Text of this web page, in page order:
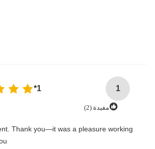
1
1*
مفيدة (2)
Thank you—it was a pleasure working